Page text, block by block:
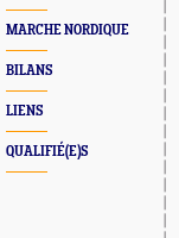
MARCHE NORDIQUE
BILANS
LIENS
QUALIFIÉ(E)S